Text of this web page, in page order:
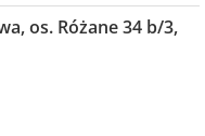
os. Różane 34 b/3,